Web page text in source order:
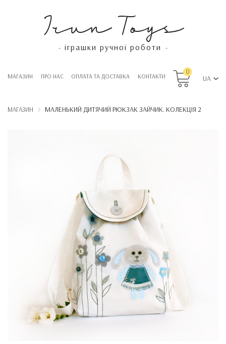
Irun Toys
- іграшки ручної роботи -
МАГАЗИН ПРО НАС OПЛАТА ТА ДОСТАВКА КОНТАКТИ
0
UA
МАГАЗИН МАЛЕНЬКИЙ ДИТЯЧИЙ РЮКЗАК ЗАЙЧИК. КОЛЕКЦІЯ 2